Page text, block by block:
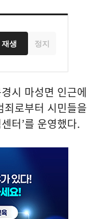
재생 정지
시 마성면 인근에
로부터 시민들을
터’를 운영했다.